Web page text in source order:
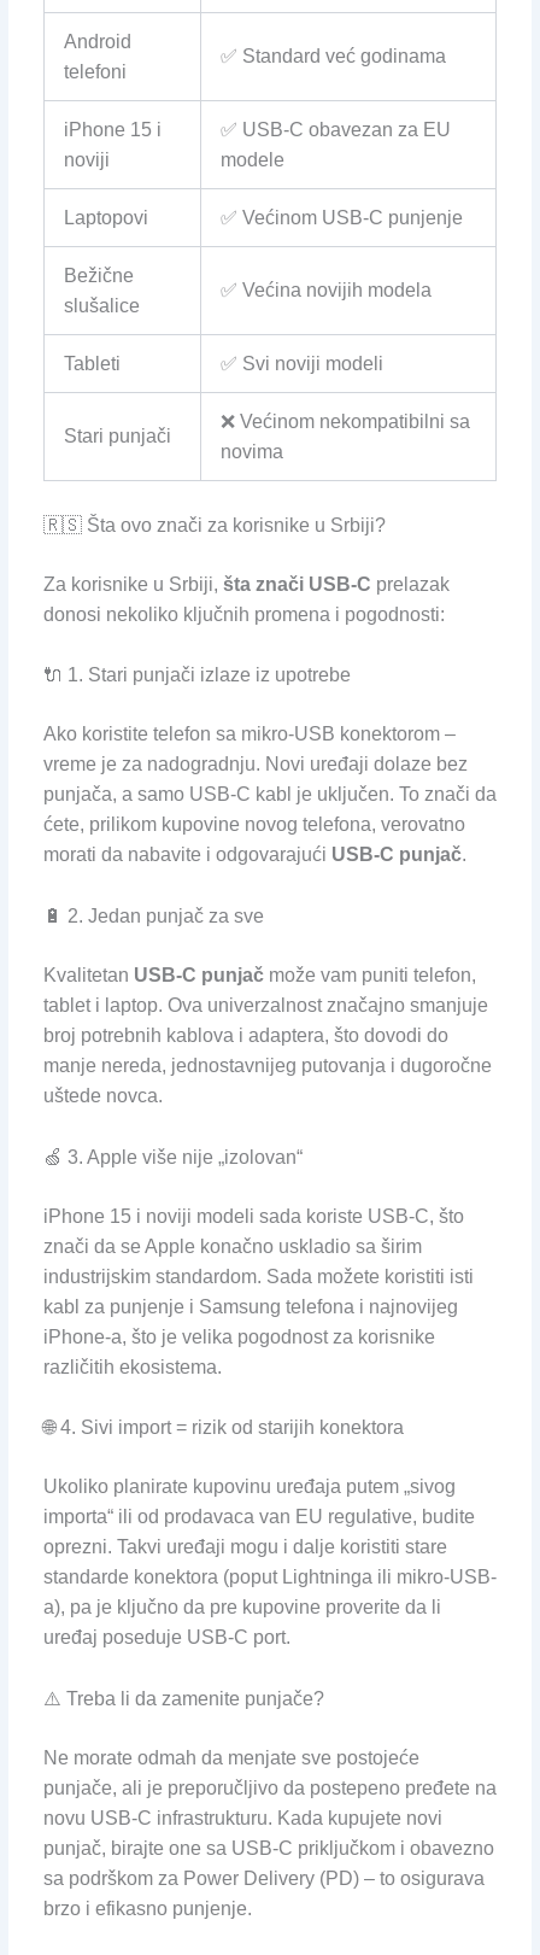
Android
telefoni
✅ Standard već godinama
iPhone 15 i
noviji
✅ USB-C obavezan za EU
modele
Laptopovi ✅ Većinom USB-C punjenje
Bežične
slušalice
✅ Većina novijih modela
Tableti ✅ Svi noviji modeli
Stari punjači
❌ Većinom nekompatibilni sa
novima
🇷🇸 Šta ovo znači za korisnike u Srbiji?
Za korisnike u Srbiji, šta znači USB-C prelazak
donosi nekoliko ključnih promena i pogodnosti:
🔌 1. Stari punjači izlaze iz upotrebe
Ako koristite telefon sa mikro-USB konektorom –
vreme je za nadogradnju. Novi uređaji dolaze bez
punjača, a samo USB-C kabl je uključen. To znači da
ćete, prilikom kupovine novog telefona, verovatno
morati da nabavite i odgovarajući USB-C punjač.
🔋 2. Jedan punjač za sve
Kvalitetan USB-C punjačmože vam puniti telefon,
tablet i laptop. Ova univerzalnost značajno smanjuje
broj potrebnih kablova i adaptera, što dovodi do
manje nereda, jednostavnijeg putovanja i dugoročne
uštede novca.
🍏 3. Apple više nije „izolovan“
iPhone 15 i noviji modeli sada koriste USB-C, što
znači da se Apple konačno uskladio sa širim
industrijskim standardom. Sada možete koristiti isti
kabl za punjenje i Samsung telefona i najnovijeg
iPhone-a, što je velika pogodnost za korisnike
različitih ekosistema.
🌐 4. Sivi import = rizik od starijih konektora
Ukoliko planirate kupovinu uređaja putem „sivog
importa“ ili od prodavaca van EU regulative, budite
oprezni. Takvi uređaji mogu i dalje koristiti stare
standarde konektora (poput Lightninga ili mikro-USB-
a), pa je ključno da pre kupovine proverite da li
uređaj poseduje USB-C port.
⚠️ Treba li da zamenite punjače?
Ne morate odmah da menjate sve postojeće
punjače, ali je preporučljivo da postepeno pređete na
novu USB-C infrastrukturu. Kada kupujete novi
punjač, birajte one sa USB-C priključkom i obavezno
sa podrškom za Power Delivery (PD) – to osigurava
brzo i efikasno punjenje.